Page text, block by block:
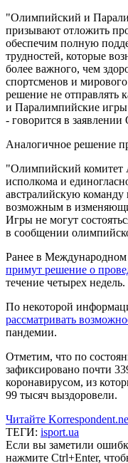
"Олимпийский и
призывают отложить
обеспечим полную
трудностей, которые
более важного, чем
спортсменов и
решение не отправлять
и Паралимпийские игры
- говорится в
Аналогичное решение
"Олимпийский комитет
исполкома и
австралийскую команду
возможным в
Игры не могут
в сообщении
Ранее в Международном
примут решение о
течение четырех недель.
По некоторой
рассматривать
пандемии.
Отметим, что по
зафиксировано почти
коронавирусом, из
99 тысяч выздоровели.
Читайте
ТЕГИ: isport.ua
Если вы заметили
нажмите Ctrl+Enter,